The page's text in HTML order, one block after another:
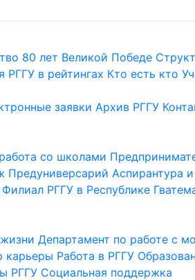
80 лет Великой Победе
РГГУ в рейтингах Кто есть кто
заявки Архив РГГУ
со школами
Предуниверсарий Аспирантура
Филиал РГГУ в Республике
Департамент по работе с
карьеры Работа в РГГУ
РГГУ Социальная поддержка